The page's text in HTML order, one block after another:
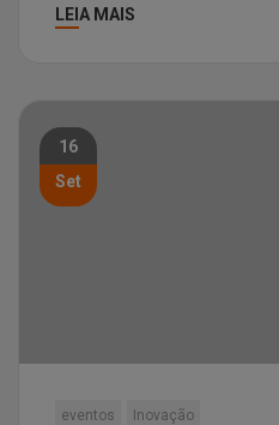
LEIA MAIS
16
Set
eventos Inovação